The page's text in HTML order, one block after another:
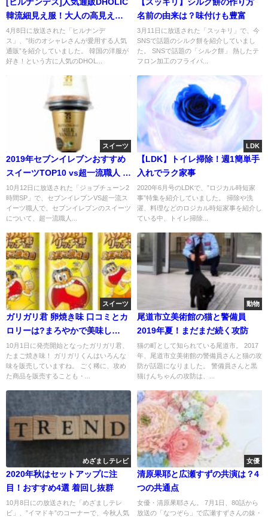
[ヒルナンデス]人気通販DHOLIC
韓流細見え服！大人の高見え服
も人気
4月8日に放送された「ヒルナンデ
ス」、”街のオシャレさんが愛用する人気
通販”を紹介していました。 韓国の洋服が
好き！という方に人気のDHOL...
【スッキリ】シルク餅の作り方
名前の由来は？味付けも豊富
3月11日に放送された「スッキリ」で、今
SNSで話題のシルク餅を紹介していまし
た。 SNSで話題の「シルク餅」 熱したテ
フロン加工のフライパ...
スイーツ
2019年セブンイレブンおすすめ
スイーツTOP10 vs超一流職人 合
否は?
10月12日に放送された「ジョブチューン2
時間SP」で、セブンイレブンVS超一流ス
イーツ職人で、セブンイレブンのスイーツ
について、超一流職人...
LDK
【LDK】トイレ掃除！週1簡単手
入れでラク家事
2020年6月号のLDKで、”ロジカル時短家
事”特集を紹介していました。 掃除や洗
濯、料理などのロジカル時短家事を紹介し
ている中、トイレ掃除...
スイーツ
ガリガリ君 卵焼き味 口コミとカ
ロリーは?まろやかで美味し
い・・・?
10月1日に発売開始となったガリガリ君、
たまご焼き味！ ガリガリくんはいろんな
味を販売していますね。 ごく稀に、攻め
た商品を販売することも・...
動物
尾道市立美術館の猫と警備員
2019年夏！まだまだ続く攻防
猫の町として知られている尾道市。 2017
年、尾道市立美術館の警備員さんと猫の攻
防が話題になりました。 警備員さんと黒
猫けんちゃんの攻防は、...
めざましテレビ
2020年秋はセットアップに注
目！おすすめ4選 着回し抜群
10月8日にの放送された「めざましテレ
ビ」、”イマドキ”のコーナーで、今秋人気
女優
清原果耶と広瀬すずの共演は？4
つの共通点
女優・清原果耶さん。 7月1日、80話から
放送の「なつぞら」で広瀬すずさんの妹・